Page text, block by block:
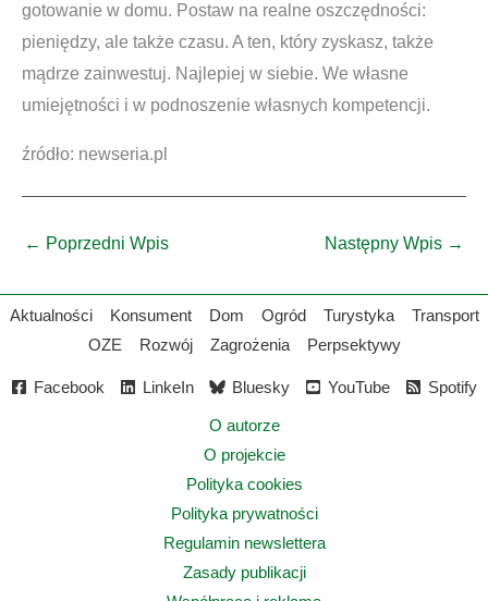
gotowanie w domu. Postaw na realne oszczędności:
pieniędzy, ale także czasu. A ten, który zyskasz, także
mądrze zainwestuj. Najlepiej w siebie. We własne
umiejętności i w podnoszenie własnych kompetencji.
źródło: newseria.pl
← Poprzedni Wpis Następny Wpis →
Aktualności Konsument Dom Ogród Turystyka
Transport
OZE
Rozwój Zagrożenia Perpsektywy
Facebook LinkeIn Bluesky YouTube Spotify
O autorze
O projekcie
Polityka cookies
Polityka prywatności
Regulamin newslettera
Zasady publikacji